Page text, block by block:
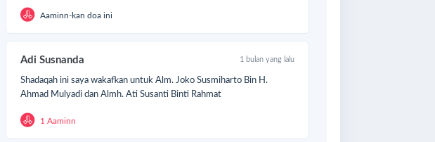
Aaminn-kan doa ini
Adi Susnanda 1 bulan yang lalu
Shadaqah ini saya wakafkan untuk Alm. Joko Susmiharto Bin H.
Ahmad Mulyadi dan Almh. Ati Susanti Binti Rahmat
1 Aaminn